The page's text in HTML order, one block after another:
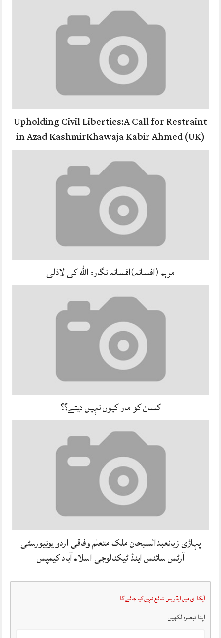
Upholding Civil Liberties:A Call for Restraint
in Azad KashmirKhawaja Kabir Ahmed (UK)
مرہم (افسانہ)افسانہ نگار: الله کی لاڈلی
کسان کو مار کیوں نہیں دیتے؟؟
پہاڑی زبانعبدالسبحان ملک متعلم وفاقی اردو یونیورسٹی
آرٹس سائنس اینڈ ٹیکنالوجی اسلام آباد کیمپس
آپکا ای میل ایڈریس شائع نہیں کیا جائے گا
اپنا تبصرہ لکھیں